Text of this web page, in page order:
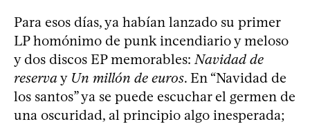
Para esos días, ya habían lanzado su primer
LP homónimo de punk incendiario y meloso
y dos discos EP memorables: Navidad de
reservay Un millón de euros. En “Navidad de
los santos” ya se puede escuchar el germen de
una oscuridad, al principio algo inesperada;